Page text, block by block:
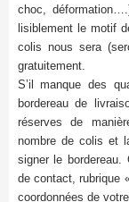
choc,
lisiblement le motif
colis nous sera
gratuitement.
S’il manque des
bordereau de
réserves de
nombre de colis et
signer le bordereau.
de contact, rubrique
coordonnées de